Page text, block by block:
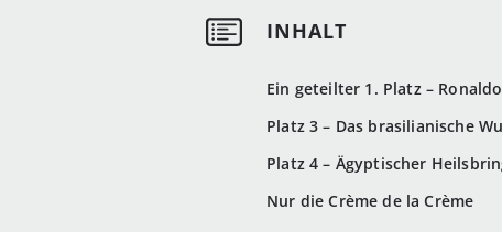
Ein geteilter 1. Platz –
Platz 3 – Das brasilianische
Platz 4 – Ägyptischer
Nur die Crème de la Crème